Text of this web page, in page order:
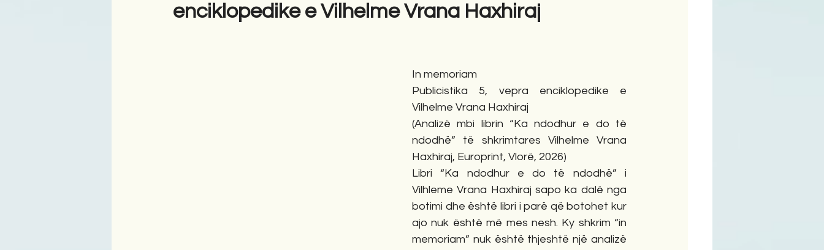
Antologji Poezi Tregime Novela Romane English Përkthime
enciklopedike e Vilhelme Vrana Haxhiraj
In memoriam
Publicistika 5, vepra enciklopedike e
Vilhelme Vrana Haxhiraj
(Analizë mbi librin “Ka ndodhur e do të
ndodhë” të shkrimtares Vilhelme Vrana
Haxhiraj, Europrint, Vlorë, 2026)
Libri “Ka ndodhur e do të ndodhë” i
Vilhleme Vrana Haxhiraj sapo ka dalë nga
botimi dhe është libri i parë që botohet kur
ajo nuk është më mes nesh. Ky shkrim “in
memoriam” nuk është thjeshtë një analizë